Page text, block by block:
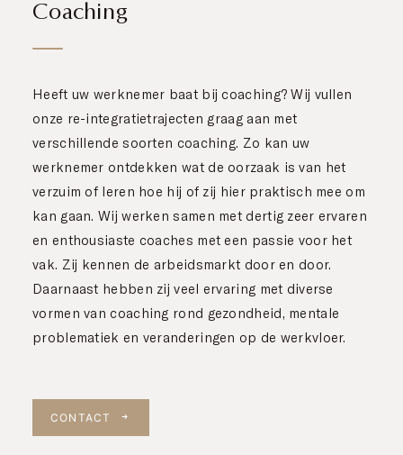
Coaching
Heeft uw werknemer baat bij coaching? Wij vullen
onze re-integratietrajecten graag aan met
verschillende soorten coaching. Zo kan uw
werknemer ontdekken wat de oorzaak is van het
verzuim of leren hoe hij of zij hier praktisch mee om
kan gaan. Wij werken samen met dertig zeer ervaren
en enthousiaste coaches met een passie voor het
vak. Zij kennen de arbeidsmarkt door en door.
Daarnaast hebben zij veel ervaring met diverse
vormen van coaching rond gezondheid, mentale
problematiek en veranderingen op de werkvloer.
CONTACT